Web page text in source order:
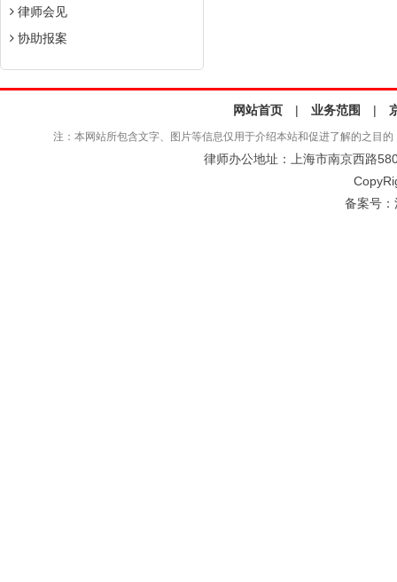
律师会见
协助报案
网站首页 | 业务范围 |
注：本网站所包含文字、图片等信息仅用于介绍本站和促进了解的之目
律师办公地址：上海市南京西路
备案号：